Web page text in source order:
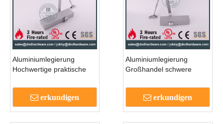
Aluminiumlegierung
Hochwertige praktische
Standard für kommerzielle
Eingangstür DDDC-S513
erkundigen
Aluminiumlegierung
Großhandel schwere
erkundigen